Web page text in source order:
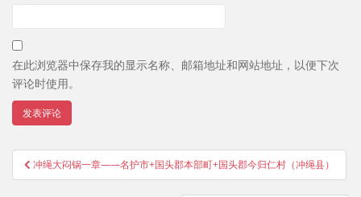
在此浏览器中保存我的显示名称、邮箱地址和网站地址，以便下次
评论时使用。
文
章
冲绳大闷锅一章——名护市+国头郡本部町+国头郡今归仁村（冲绳县）